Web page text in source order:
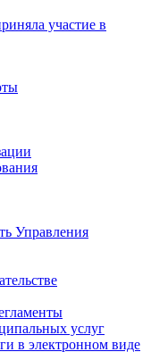
участие в
Управления
услуг
в электронном виде